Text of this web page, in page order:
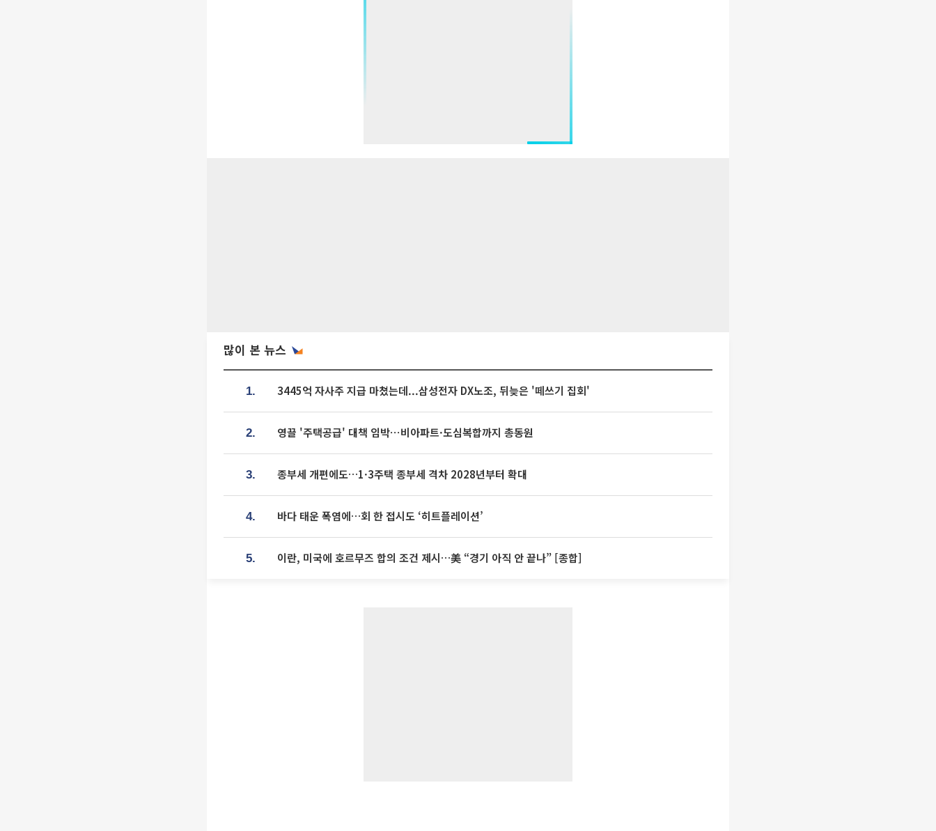
많이 본 뉴스
1. 3445억 자사주 지급 마쳤는데...삼성전자 DX노조, 뒤늦은 '떼쓰기 집회'
2. 영끌 '주택공급' 대책 임박⋯비아파트·도심복합까지 총동원
3. 종부세 개편에도…1·3주택 종부세 격차 2028년부터 확대
4. 바다 태운 폭염에…회 한 접시도 ‘히트플레이션’
5. 이란, 미국에 호르무즈 합의 조건 제시…美 “경기 아직 안 끝나” [종합]